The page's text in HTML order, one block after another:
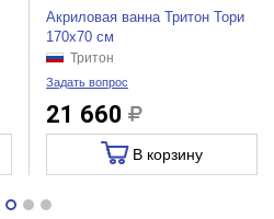
Акриловая ванна Тритон Тори
170x70 см
Тритон
Задать вопрос
21 660
В корзину